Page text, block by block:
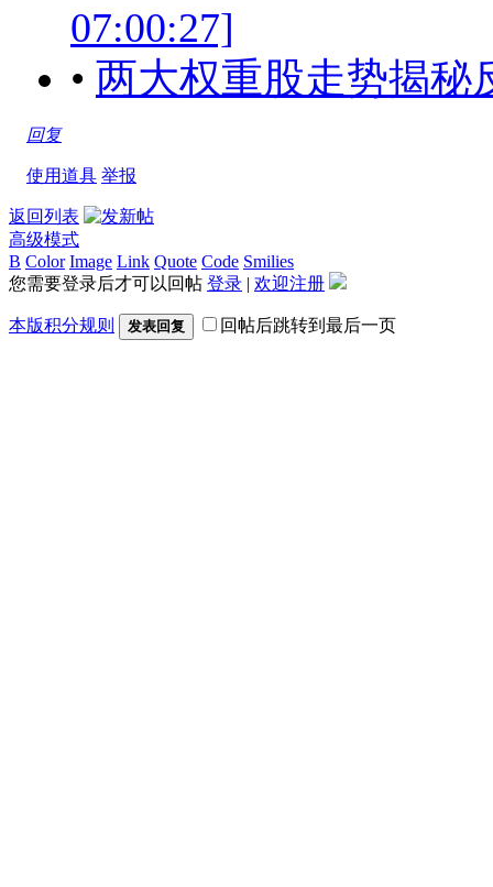
07:00:27]
• 两大权重股走势揭秘
回复
使用道具 举报
返回列表
高级模式
B Color Image Link Quote Code Smilies
您需要登录后才可以回帖 登录 | 欢迎注册
本版积分规则 发表回复 回帖后跳转到最后一页